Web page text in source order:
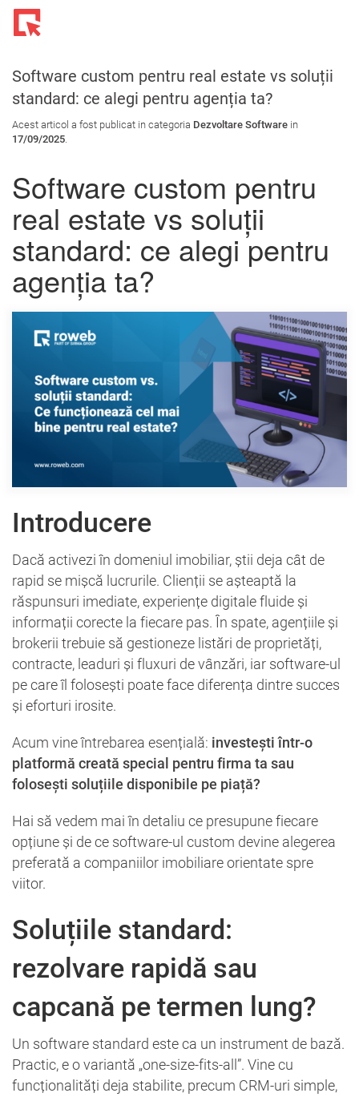
Software custom pentru real estate vs soluții
standard: ce alegi pentru agenția ta?
Acest articol a fost publicat in categoria Dezvoltare Software in
17/09/2025.
Software custom pentru
real estate vs soluții
standard: ce alegi pentru
agenția ta?
Introducere
Dacă activezi în domeniul imobiliar, știi deja cât de
rapid se mișcă lucrurile. Clienții se așteaptă la
răspunsuri imediate, experiențe digitale fluide și
informații corecte la fiecare pas. În spate, agențiile și
brokerii trebuie să gestioneze listări de proprietăți,
contracte, leaduri și fluxuri de vânzări, iar software-ul
pe care îl folosești poate face diferența dintre succes
și eforturi irosite.
Acum vine întrebarea esențială: investești într-o
platformă creată special pentru firma ta sau
folosești soluțiile disponibile pe piață?
Hai să vedem mai în detaliu ce presupune fiecare
opțiune și de ce software-ul custom devine alegerea
preferată a companiilor imobiliare orientate spre
viitor.
Soluțiile standard:
rezolvare rapidă sau
capcană pe termen lung?
Un software standard este ca un instrument de bază.
Practic, e o variantă „one-size-fits-all”. Vine cu
funcționalități deja stabilite, precum CRM-uri simple,